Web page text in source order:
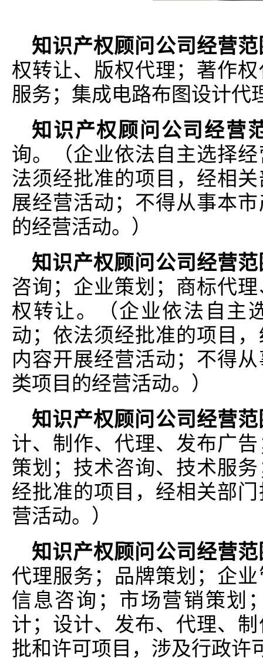
知识产权顾问公司经营范
权转让、版权代理；著作
服务；集成电路布图设计代
知识产权顾问公司经营
询。（企业依法自主选择
法须经批准的项目，经相
展经营活动；不得从事本
的经营活动。）
知识产权顾问公司经营范
咨询；企业策划；商标代
权转让。（企业依法自主
动；依法须经批准的项目
内容开展经营活动；不得
类项目的经营活动。）
知识产权顾问公司经营范
计、制作、代理、发布广
策划；技术咨询、技术服
经批准的项目，经相关部
营活动。）
知识产权顾问公司经营范
代理服务；品牌策划；企
信息咨询；市场营销策划
计；设计、发布、代理、
批和许可项目，涉及行政许